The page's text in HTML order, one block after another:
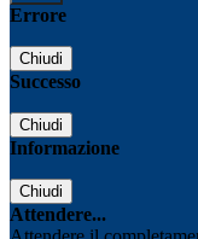
Errore
Chiudi
Successo
Chiudi
Informazione
Chiudi
Attendere...